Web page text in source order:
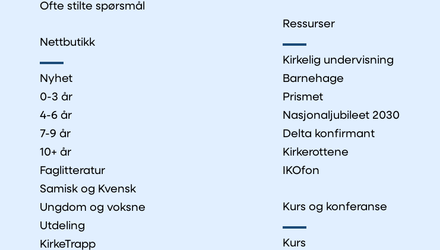
Ofte stilte spørsmål
Nettbutikk
Nyhet
0-3 år
4-6 år
7-9 år
10+ år
Faglitteratur
Samisk og Kvensk
Ungdom og voksne
Utdeling
KirkeTrapp
Ressurser
Kirkelig undervisning
Barnehage
Prismet
Nasjonaljubileet 2030
Delta konfirmant
Kirkerottene
IKOfon
Kurs og konferanse
Kurs